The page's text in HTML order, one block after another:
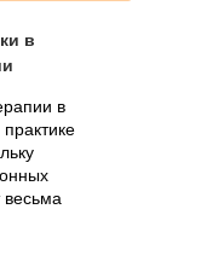
в
в
весьма